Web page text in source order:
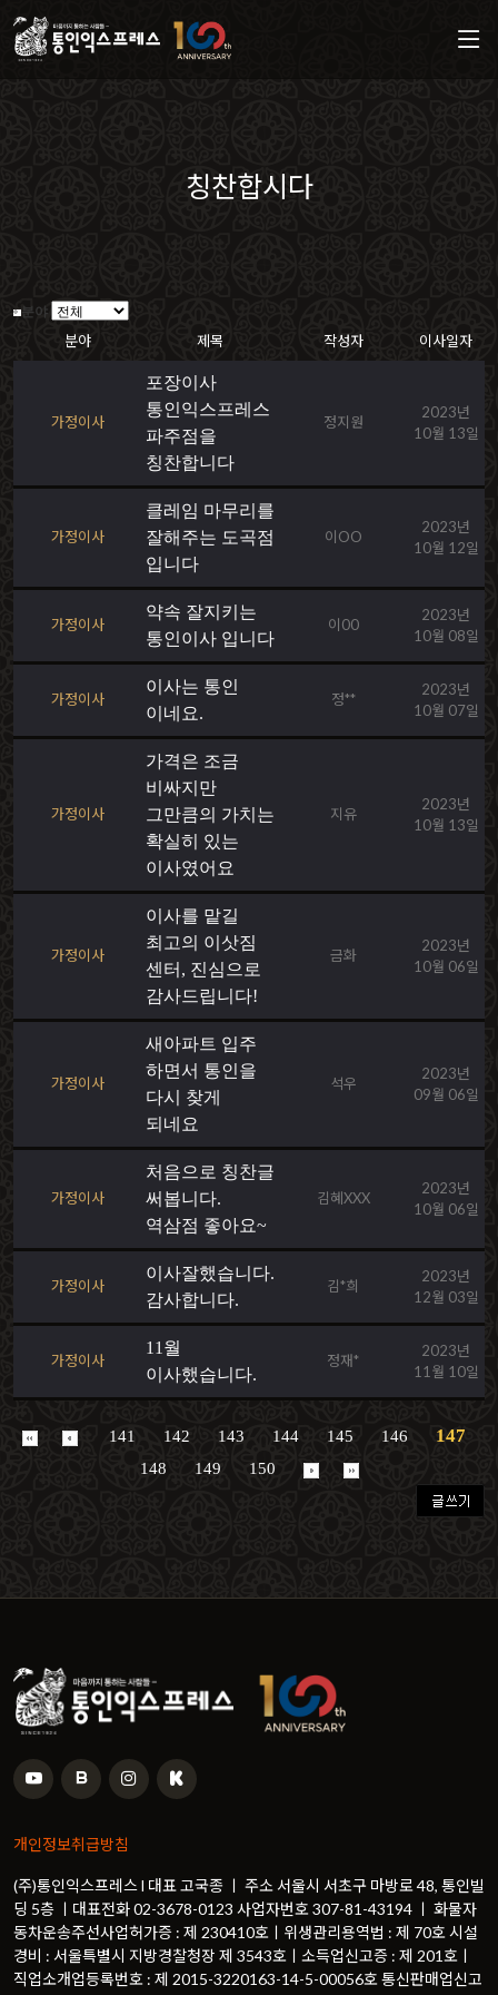
칭찬합시다
분야
분야 제목 작성자 이사일자
가정이사
포장이사
통인익스프레스
파주점을
칭찬합니다
정지원
2023년
10월 13일
가정이사
클레임 마무리를
잘해주는 도곡점
입니다
이OO
2023년
10월 12일
가정이사
약속 잘지키는
통인이사 입니다
이00
2023년
10월 08일
가정이사
이사는 통인
이네요.
정**
2023년
10월 07일
가정이사
가격은 조금
비싸지만
그만큼의 가치는
확실히 있는
이사였어요
지유
2023년
10월 13일
가정이사
이사를 맡길
최고의 이삿짐
센터, 진심으로
감사드립니다!
금화
2023년
10월 06일
가정이사
새아파트 입주
하면서 통인을
다시 찾게
되네요
석우
2023년
09월 06일
가정이사
처음으로 칭찬글
써봅니다.
역삼점 좋아요~
김혜XXX
2023년
10월 06일
가정이사
이사잘했습니다.
감사합니다.
김*희
2023년
12월 03일
가정이사
11월
이사했습니다.
정재*
2023년
11월 10일
141 142 143 144 145 146 147
148 149 150
개인정보취급방침
(주)통인익스프레스 l 대표 고국종 ㅣ 주소 서울시 서초구 마방로 48, 통인빌
딩 5층 ㅣ대표전화 02-3678-0123 사업자번호 307-81-43194 ㅣ 화물자
동차운송주선사업허가증 : 제 230410호ㅣ위생관리용역법 : 제 70호 시설
경비 : 서울특별시 지방경찰청장 제 3543호ㅣ소득업신고증 : 제 201호ㅣ
직업소개업등록번호 : 제 2015-3220163-14-5-00056호 통신판매업신고